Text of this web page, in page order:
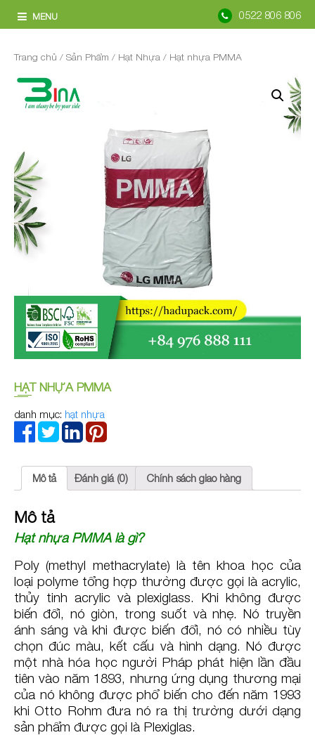
MENU 0522 806 806
Trang chủ / Sản Phẩm / Hạt Nhựa / Hạt nhựa PMMA
HẠT NHỰA PMMA
danh mục: hạt nhựa
Mô tả Đánh giá (0) Chính sách giao hàng
Mô tả
Hạt nhựa PMMA là gì?
Poly (methyl methacrylate) là tên khoa học của
loại polyme tổng hợp thường được gọi là acrylic,
thủy tinh acrylic và plexiglass. Khi không được
biến đổi, nó giòn, trong suốt và nhẹ. Nó truyền
ánh sáng và khi được biến đổi, nó có nhiều tùy
chọn đúc màu, kết cấu và hình dạng. Nó được
một nhà hóa học người Pháp phát hiện lần đầu
tiên vào năm 1893, nhưng ứng dụng thương mại
của nó không được phổ biến cho đến năm 1993
khi Otto Rohm đưa nó ra thị trường dưới dạng
sản phẩm được gọi là Plexiglas.